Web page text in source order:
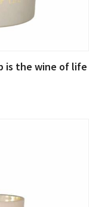
is the wine of life